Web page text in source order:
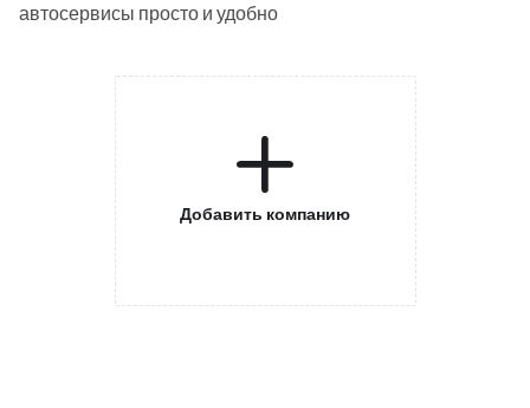
автосервисы просто и удобно
Добавить компанию